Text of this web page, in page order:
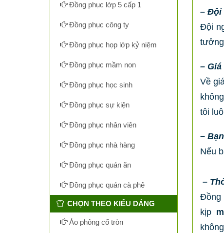
– Đội
Đội
tưởng
– Giá
Về
tôi
–
Nếu
–
Đồng
kịp
Đồng phục lớp 5 cấp 1
Đồng phục công ty
Đồng phục họp lớp kỷ niệm
Đồng phục mầm non
Đồng phục học sinh
Đồng phục sự kiện
Đồng phục nhân viên
Đồng phục nhà hàng
Đồng phục quán ăn
Đồng phục quán cà phê
CHỌN THEO KIỂU DÁNG
Áo phông cổ tròn